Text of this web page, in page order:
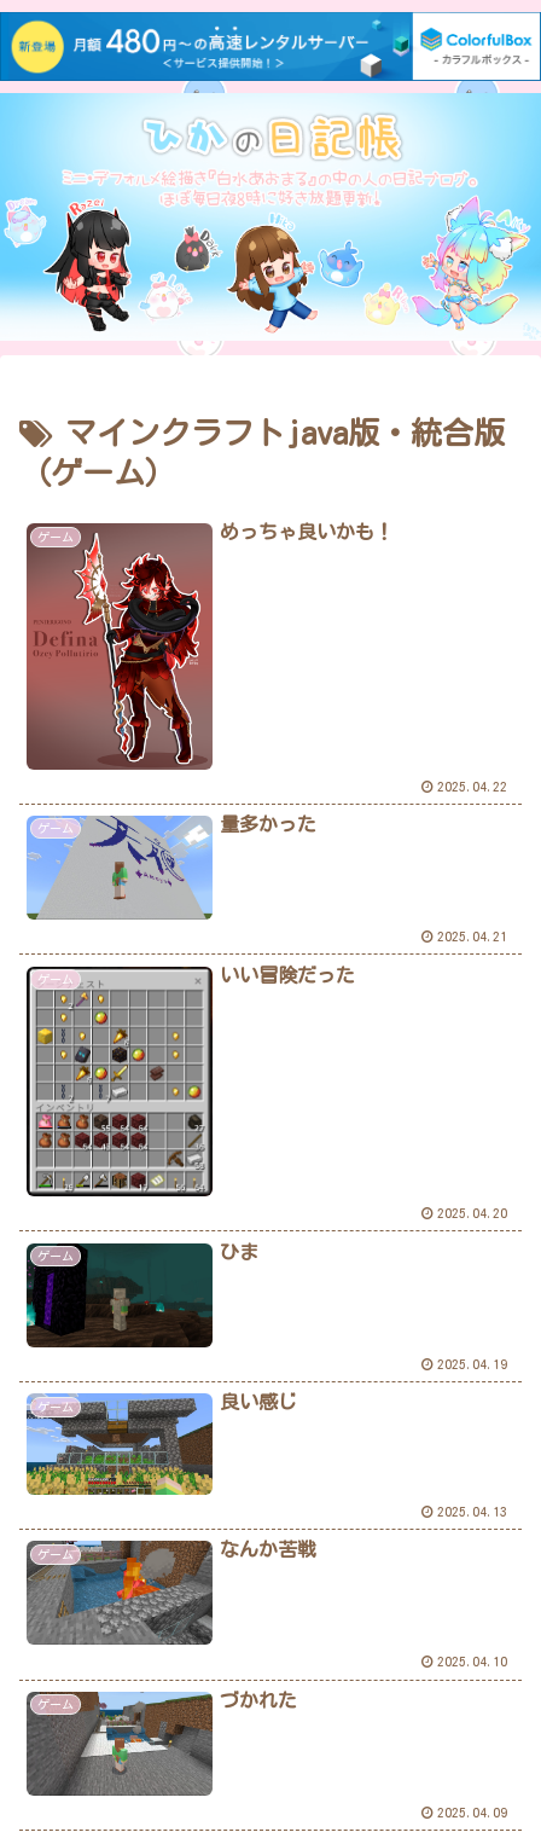
マインクラフトjava版・統合版
（ゲーム）
ゲーム めっちゃ良いかも！
2025.04.22
ゲーム 量多かった
2025.04.21
ゲーム いい冒険だった
2025.04.20
ゲーム ひま
2025.04.19
ゲーム 良い感じ
2025.04.13
ゲーム なんか苦戦
2025.04.10
ゲーム づかれた
2025.04.09